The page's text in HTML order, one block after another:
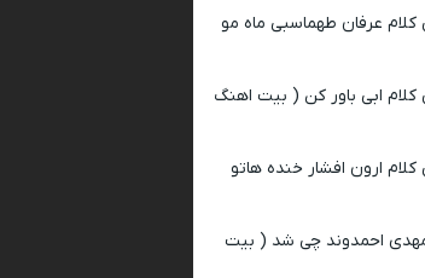
کلام عرفان طهماسبی ماه مو
کلام ابی باور کن ( بیت اهنگ
ارون افشار خنده هاتو
احمدوند چی شد ( بیت